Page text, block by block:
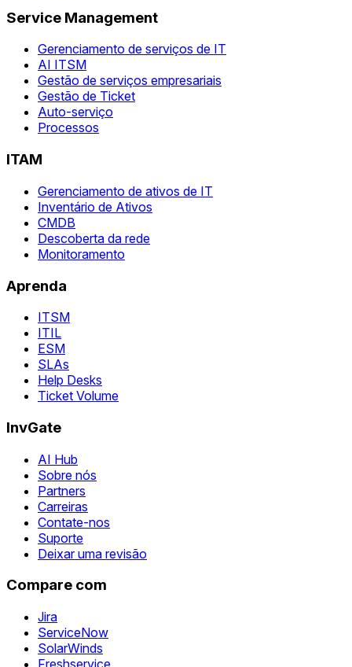
Service Management
Gerenciamento de serviços de IT
AI ITSM
Gestão de serviços empresariais
Gestão de Ticket
Auto-serviço
Processos
ITAM
Gerenciamento de ativos de IT
Inventário de Ativos
CMDB
Descoberta da rede
Monitoramento
Aprenda
ITSM
ITIL
ESM
SLAs
Help Desks
Ticket Volume
InvGate
AI Hub
Sobre nós
Partners
Carreiras
Contate-nos
Suporte
Deixar uma revisão
Compare com
Jira
ServiceNow
SolarWinds